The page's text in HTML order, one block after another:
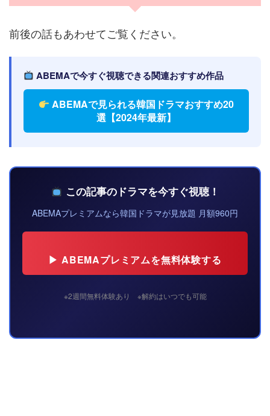
前後の話もあわせてご覧ください。
ABEMAで今すぐ視聴できる関連おすすめ作品
ABEMAで見られる韓国ドラマおすすめ20
選【2024年最新】
この記事のドラマを今すぐ視聴！
ABEMAプレミアムなら韓国ドラマが見放題 月額960円
▶ ABEMAプレミアムを無料体験する
※2週間無料体験あり ※解約はいつでも可能